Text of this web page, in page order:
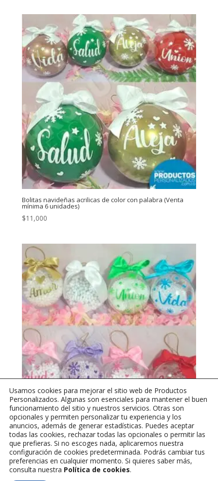
Bolitas navideñas acrilicas de color con palabra (Venta
mínima 6 unidades)
$11,000
Bolitas navideñas con palabra y nieve (Venta mínima 6
unidades)
$11,000
Usamos cookies para mejorar el sitio web de Productos
Personalizados. Algunas son esenciales para mantener el buen
funcionamiento del sitio y nuestros servicios. Otras son
opcionales y permiten personalizar tu experiencia y los
anuncios, además de generar estadísticas. Puedes aceptar
todas las cookies, rechazar todas las opcionales o permitir las
que prefieras. Si no escoges nada, aplicaremos nuestra
configuración de cookies predeterminada. Podrás cambiar tus
preferencias en cualquier momento. Si quieres saber más,
consulta nuestra Política de cookies.